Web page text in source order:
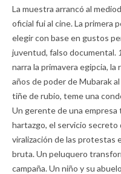
La muestra arrancó al
oficial fui al cine. La primera
elegir con base en gustos
juventud, falso documental.
narra la primavera egipcia,
años de poder de Mubarak
tiñe de rubio, teme una
Un gerente de una
hartazgo, el servicio
viralización de las protestas
bruta. Un peluquero
campaña. Un niño y su